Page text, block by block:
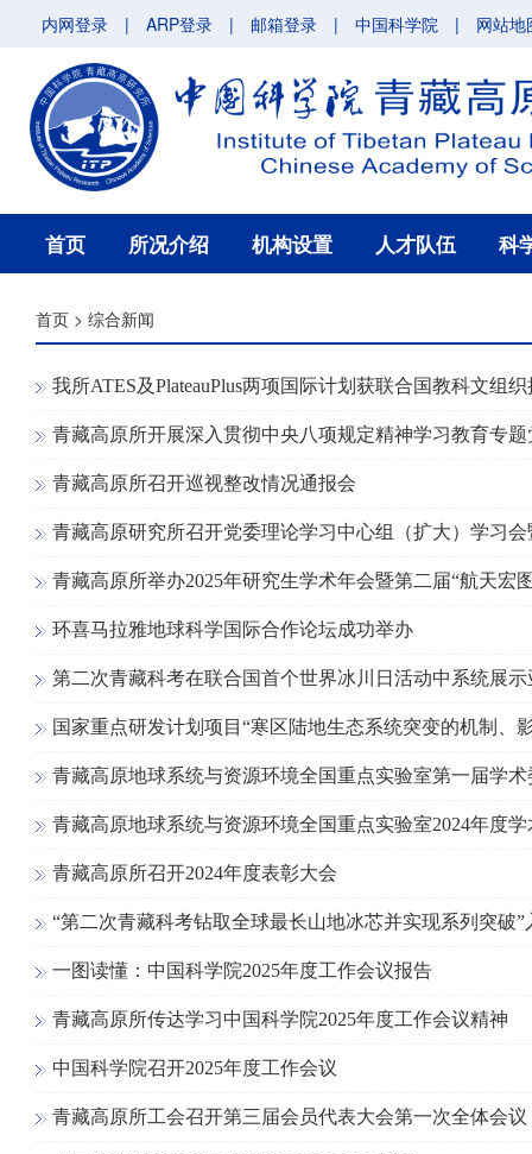
内网登录 | ARP登录 | 邮箱登录 | 中国科学院 | 网站地
首页 所况介绍 机构设置 人才队伍 科
首页 > 综合新闻
我所ATES及PlateauPlus两项国际计划获联合国教科文组
青藏高原所开展深入贯彻中央八项规定精神学习教育专
青藏高原所召开巡视整改情况通报会
青藏高原研究所召开党委理论学习中心组（扩大）学习
青藏高原所举办2025年研究生学术年会暨第二届“航天宏
环喜马拉雅地球科学国际合作论坛成功举办
第二次青藏科考在联合国首个世界冰川日活动中系统展
国家重点研发计划项目“寒区陆地生态系统突变的机制、
青藏高原地球系统与资源环境全国重点实验室第一届学
青藏高原地球系统与资源环境全国重点实验室2024年度
青藏高原所召开2024年度表彰大会
“第二次青藏科考钻取全球最长山地冰芯并实现系列突破
一图读懂：中国科学院2025年度工作会议报告
青藏高原所传达学习中国科学院2025年度工作会议精神
中国科学院召开2025年度工作会议
青藏高原所工会召开第三届会员代表大会第一次全体会议